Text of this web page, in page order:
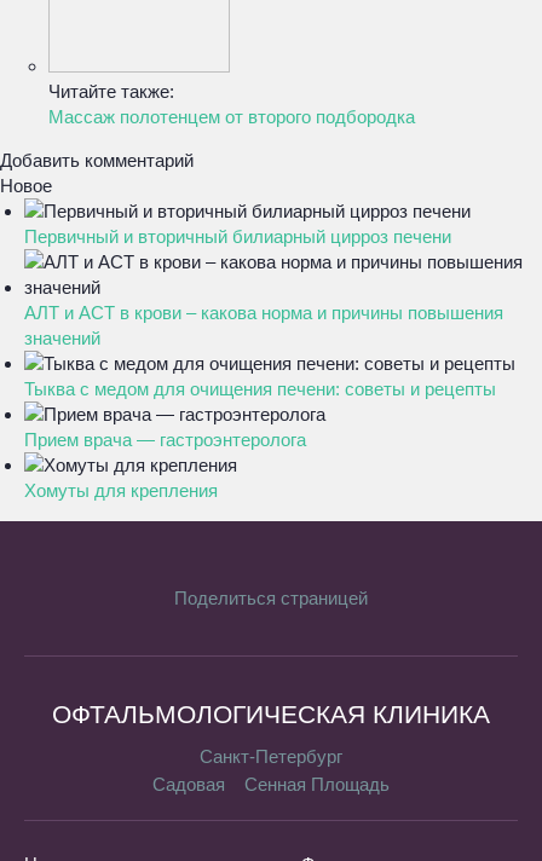
Читайте также:
Массаж полотенцем от второго подбородка
Добавить комментарий
Новое
Первичный и вторичный билиарный цирроз печени
АЛТ и АСТ в крови – какова норма и причины повышения
значений
Тыква с медом для очищения печени: советы и рецепты
Прием врача — гастроэнтеролога
Хомуты для крепления
Поделиться страницей
ОФТАЛЬМОЛОГИЧЕСКАЯ КЛИНИКА
Санкт-Петербург
Садовая
Сенная Площадь